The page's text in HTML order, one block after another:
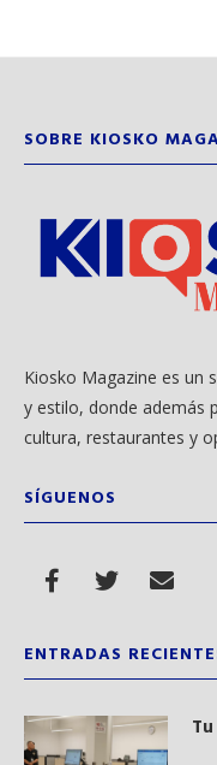
SOBRE KIOSKO
Kiosko Magazine es un
y estilo, donde además
cultura, restaurantes y
SÍGUENOS
ENTRADAS